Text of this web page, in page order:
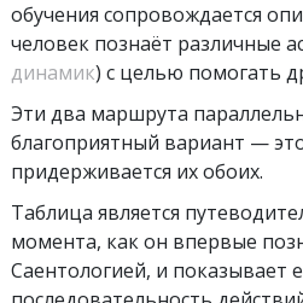
обучения сопровождается
человек познаёт различные
динамик) с целью помогать
Эти два маршрута
благоприятный вариант —
придерживается их обоих.
Таблица является
момента, как он впервые
Саентологией, и показывает